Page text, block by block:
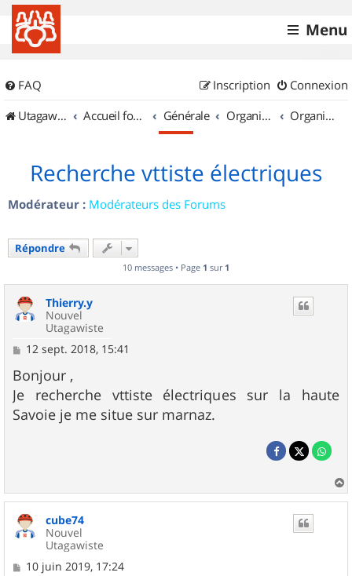
Menu
FAQ Connexion
Inscription
UtagawaVTT (Randos VTT et VTTAE avec traces GPS)
Accueil forum Générale Organisation de sorties & Recherche de partenaires Organisation de sorties en région Rhône Alpes
Recherche vttiste électriques
Modérateur : Modérateurs des Forums
Répondre
10 messages • Page 1 sur 1
Thierry.y
Nouvel
Utagawiste
M
s
s
a
g
e
12 sept. 2018, 15:41
Bonjour ,
Je recherche vttiste électriques sur la haute
Savoie je me situe sur marnaz.
a
cube74
Nouvel
Utagawiste
M10 juin 2019, 17:24